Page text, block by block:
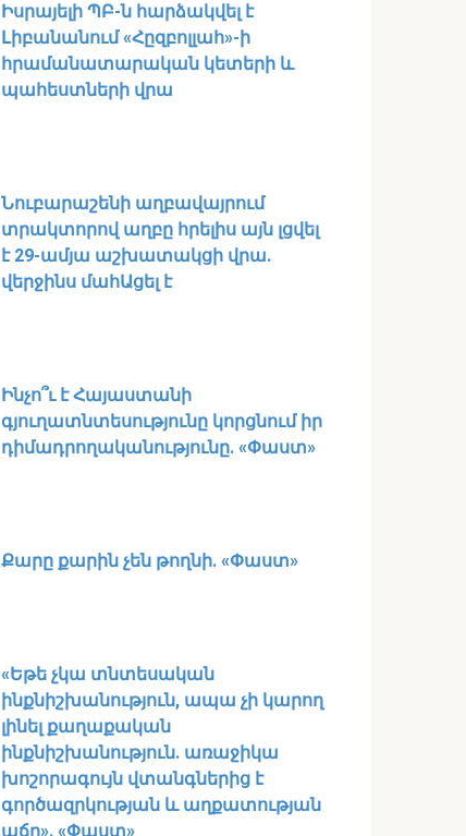
Իսրայելի ՊԲ-ն հարձակվել է
Լիբանանում «Հըզբոլլահ»-ի
հրամանատարական կետերի և
պահեստների վրա
Նուբարաշենի աղբավայրում
տրակտորով աղբը հրելիս այն լցվել
է 29-ամյա աշխատակցի վրա.
վերջինս մահԱցել է
Ինչո՞ւ է Հայաստանի
գյուղատնտեսությունը կորցնում իր
դիմադրողականությունը. «Փաստ»
Քարը քարին չեն թողնի. «Փաստ»
«Եթե չկա տնտեսական
ինքնիշխանություն, ապա չի կարող
լինել քաղաքական
ինքնիշխանություն. առաջիկա
խոշորագույն վտանգներից է
գործազրկության և աղքատության
աճը». «Փաստ»